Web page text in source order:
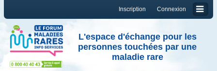
Connexion
Inscription
L'espace d'échange pour les
personnes touchées par une
maladie rare